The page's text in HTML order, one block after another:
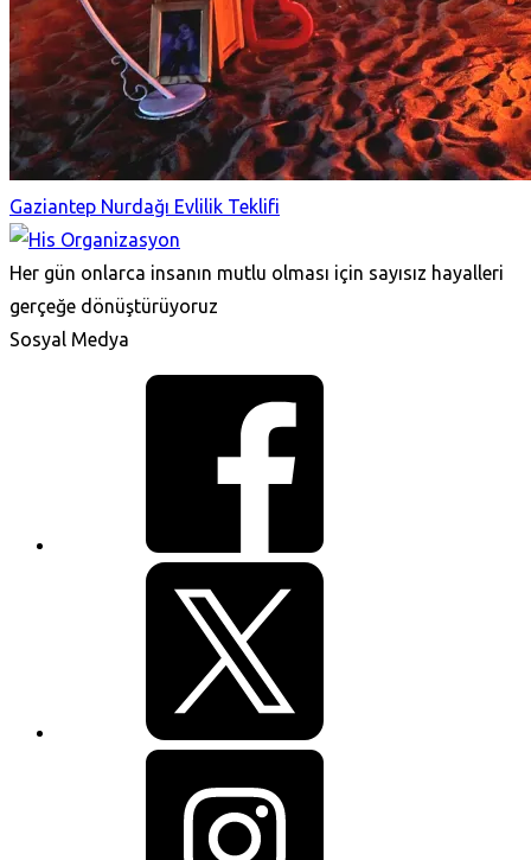
Gaziantep Nurdağı Evlilik Teklifi
Her gün onlarca insanın mutlu olması için sayısız hayalleri
gerçeğe dönüştürüyoruz
Sosyal Medya